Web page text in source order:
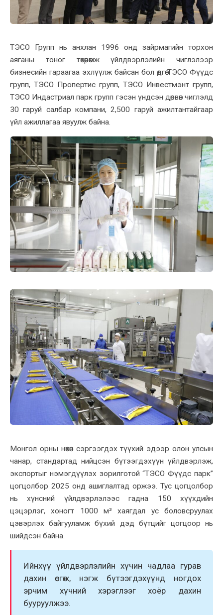
ТЭСО Групп нь анхлан 1996 онд зайрмагийн торхон
аяганы тоног төхөөрөмж үйлдвэрлэлийн чиглэлээр
бизнесийн гараагаа эхлүүлж байсан бол өдгөө ТЭСО Фүүдс
групп, ТЭСО Пропертис групп, ТЭСО Инвестмэнт групп,
ТЭСО Индастриал парк групп гэсэн үндсэн дөрвөн чиглэлд
30 гаруй салбар компани, 2,500 гаруй ажилтантайгаар
үйл ажиллагаа явуулж байна.
Монгол орны нөхөн сэргээгдэх түүхий эдээр олон улсын
чанар, стандартад нийцсэн бүтээгдэхүүн үйлдвэрлэж,
экспортыг нэмэгдүүлэх зорилготой “ТЭСО Фүүдс парк”
цогцолбор 2025 онд ашиглалтад оржээ. Тус цогцолбор
нь хүнсний үйлдвэрлэлээс гадна 150 хүүхдийн
цэцэрлэг, хоногт 1000 м³ хаягдал ус боловсруулах
цэвэрлэх байгууламж бүхий дэд бүтцийг цогцоор нь
шийдсэн байна.
Ийнхүү үйлдвэрлэлийн хүчин чадлаа гурав
дахин өсгөж, нэгж бүтээгдэхүүнд ногдох
эрчим хүчний хэрэглээг хоёр дахин
бууруулжээ.